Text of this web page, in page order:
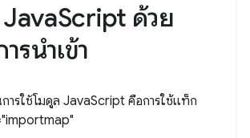
JavaScript ด้วย
รนําเข้า
ารใช้โมดูล JavaScript คือการใช้แท็ก